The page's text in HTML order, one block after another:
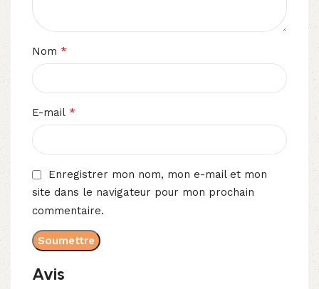
Avis
Nom *
E-mail *
Enregistrer mon nom, mon e-mail et mon
site dans le navigateur pour mon prochain
commentaire.